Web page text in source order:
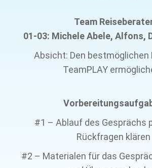
Team
01-03: Michele Abele, Alfons,
Absicht: Den bestmöglichen
TeamPLAY
#1 – Ablauf des Gesprächs
Rückfragen klären
#2 – Materialen für das